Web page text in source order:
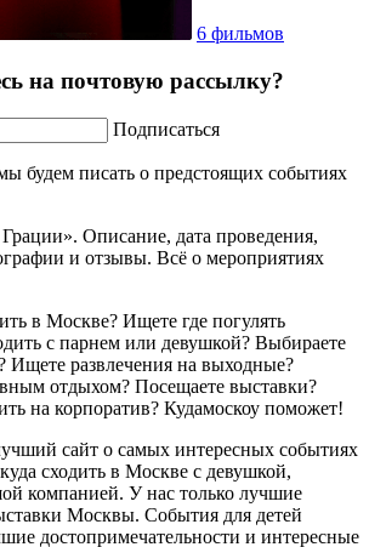
6 фильмов
на почтовую рассылку?
Подписаться
будем писать о предстоящих событиях
Описание, дата проведения,
и отзывы. Всё о мероприятиях
в Москве? Ищете где погулять
с парнем или девушкой? Выбираете
Ищете развлечения на выходные?
отдыхом? Посещаете выставки?
на корпоратив? Кудамоскоу поможет!
сайт о самых интересных событиях
сходить в Москве с девушкой,
компанией. У нас только лучшие
Москвы. События для детей
достопримечательности и интересные